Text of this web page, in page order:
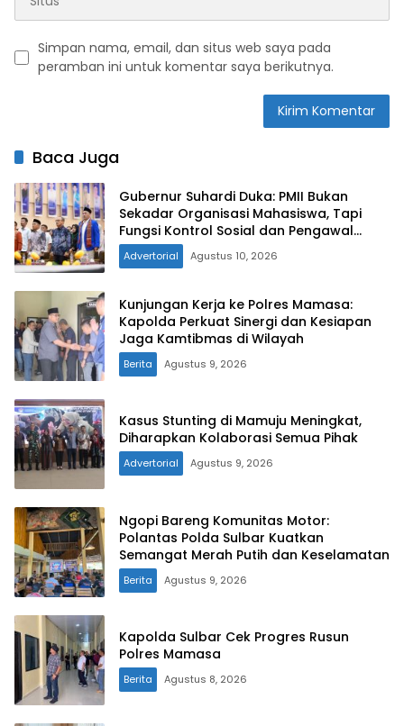
Simpan nama, email, dan situs web saya pada
peramban ini untuk komentar saya berikutnya.
Baca Juga
Gubernur Suhardi Duka: PMII Bukan
Sekadar Organisasi Mahasiswa, Tapi
Fungsi Kontrol Sosial dan Pengawal
Kebijakan
Advertorial Agustus 10, 2026
Kunjungan Kerja ke Polres Mamasa:
Kapolda Perkuat Sinergi dan Kesiapan
Jaga Kamtibmas di Wilayah
Berita Agustus 9, 2026
Kasus Stunting di Mamuju Meningkat,
Diharapkan Kolaborasi Semua Pihak
Advertorial Agustus 9, 2026
Ngopi Bareng Komunitas Motor:
Polantas Polda Sulbar Kuatkan
Semangat Merah Putih dan Keselamatan
Berita Agustus 9, 2026
Kapolda Sulbar Cek Progres Rusun
Berita Agustus 8, 2026